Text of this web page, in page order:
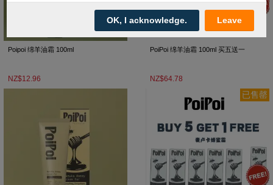
Poipoi 绵羊油霜 100ml
NZ$12.96
PoiPoi 绵羊油霜 100ml 买五送一
NZ$64.78
已售罄
OK, I acknowledge. Leave